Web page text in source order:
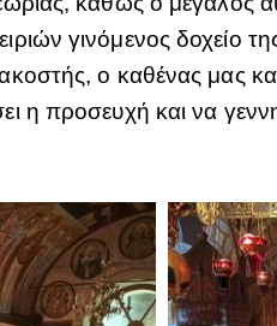
γινόμενος δοχείο
ο καθένας μας
η προσευχή και να